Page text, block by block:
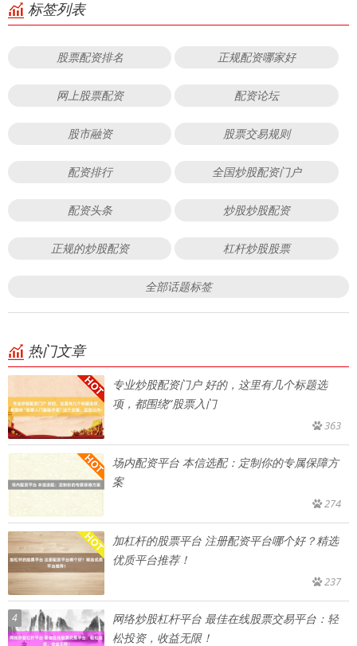
标签列表
股票配资排名 正规配资哪家好
网上股票配资 配资论坛
股市融资 股票交易规则
配资排行 全国炒股配资门户
配资头条 炒股炒股配资
正规的炒股配资 杠杆炒股股票
全部话题标签
热门文章
专业炒股配资门户 好的，这里有几个标题选
项，都围绕“股票入门
363
场内配资平台 本信选配：定制你的专属保障方
案
274
加杠杆的股票平台 注册配资平台哪个好？精选
优质平台推荐！
237
4
网络炒股杠杆平台 最佳在线股票交易平台：轻
松投资，收益无限！